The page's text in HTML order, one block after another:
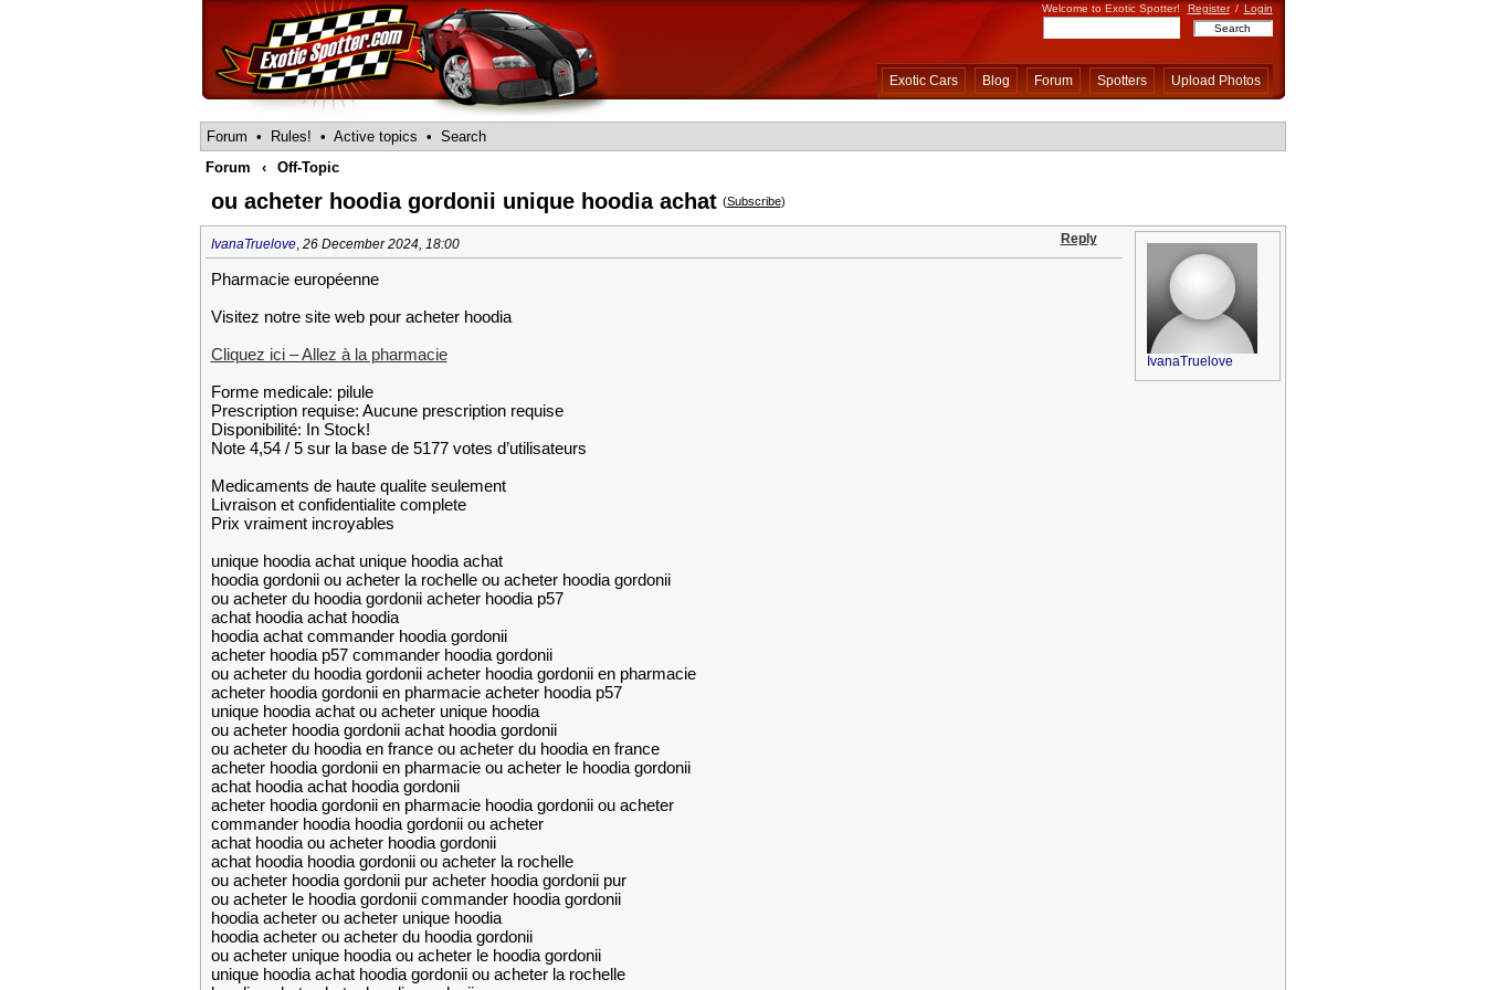
Welcome to Exotic Spotter! Register / Login
Exotic Cars Blog Forum Spotters Upload Photos
Forum • Rules! • Active topics • Search
Forum
‹ Off-Topic
ou acheter hoodia gordonii unique hoodia achat (Subscribe)
IvanaTruelove, 26 December 2024, 18:00 Reply
Pharmacie européenne
Visitez notre site web pour acheter hoodia
Cliquez ici – Allez à la pharmacie
Forme medicale: pilule
Prescription requise: Aucune prescription requise
Disponibilité: In Stock!
Note 4,54 / 5 sur la base de 5177 votes d’utilisateurs
Medicaments de haute qualite seulement
Livraison et confidentialite complete
Prix vraiment incroyables
unique hoodia achat unique hoodia achat
hoodia gordonii ou acheter la rochelle ou acheter hoodia gordonii
ou acheter du hoodia gordonii acheter hoodia p57
achat hoodia achat hoodia
hoodia achat commander hoodia gordonii
acheter hoodia p57 commander hoodia gordonii
ou acheter du hoodia gordonii acheter hoodia gordonii en pharmacie
acheter hoodia gordonii en pharmacie acheter hoodia p57
unique hoodia achat ou acheter unique hoodia
ou acheter hoodia gordonii achat hoodia gordonii
ou acheter du hoodia en france ou acheter du hoodia en france
acheter hoodia gordonii en pharmacie ou acheter le hoodia gordonii
achat hoodia achat hoodia gordonii
acheter hoodia gordonii en pharmacie hoodia gordonii ou acheter
commander hoodia hoodia gordonii ou acheter
achat hoodia ou acheter hoodia gordonii
achat hoodia hoodia gordonii ou acheter la rochelle
ou acheter hoodia gordonii pur acheter hoodia gordonii pur
ou acheter le hoodia gordonii commander hoodia gordonii
hoodia acheter ou acheter unique hoodia
hoodia acheter ou acheter du hoodia gordonii
ou acheter unique hoodia ou acheter le hoodia gordonii
unique hoodia achat hoodia gordonii ou acheter la rochelle
IvanaTruelove